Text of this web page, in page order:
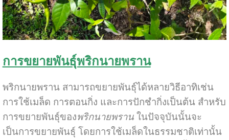
การขยายพันธุ์พริกนายพราน
พริกนายพราน สามารถขยายพันธุ์ได้หลายวิธีอาทิเช่น
การใช้เมล็ด การตอนกิ่ง และการปักชำกิ่งเป็นต้น สำหรับ
การขยายพันธุ์ของพริกนายพรานในปัจจุบันนั้นจะ
เป็นการขยายพันธุ์ โดยการใช้เมล็ดในธรรมชาติเท่านั้น